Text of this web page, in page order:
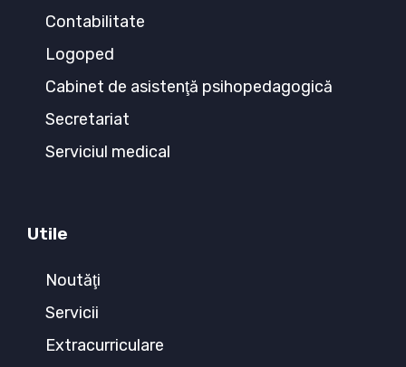
Contabilitate
Logoped
Cabinet de asistenţă psihopedagogică
Secretariat
Serviciul medical
Utile
Noutăţi
Servicii
Extracurriculare